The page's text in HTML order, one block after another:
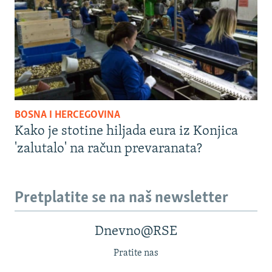
BOSNA I HERCEGOVINA
Kako je stotine hiljada eura iz Konjica
'zalutalo' na račun prevaranata?
Pretplatite se na naš newsletter
Dnevno@RSE
Pratite nas